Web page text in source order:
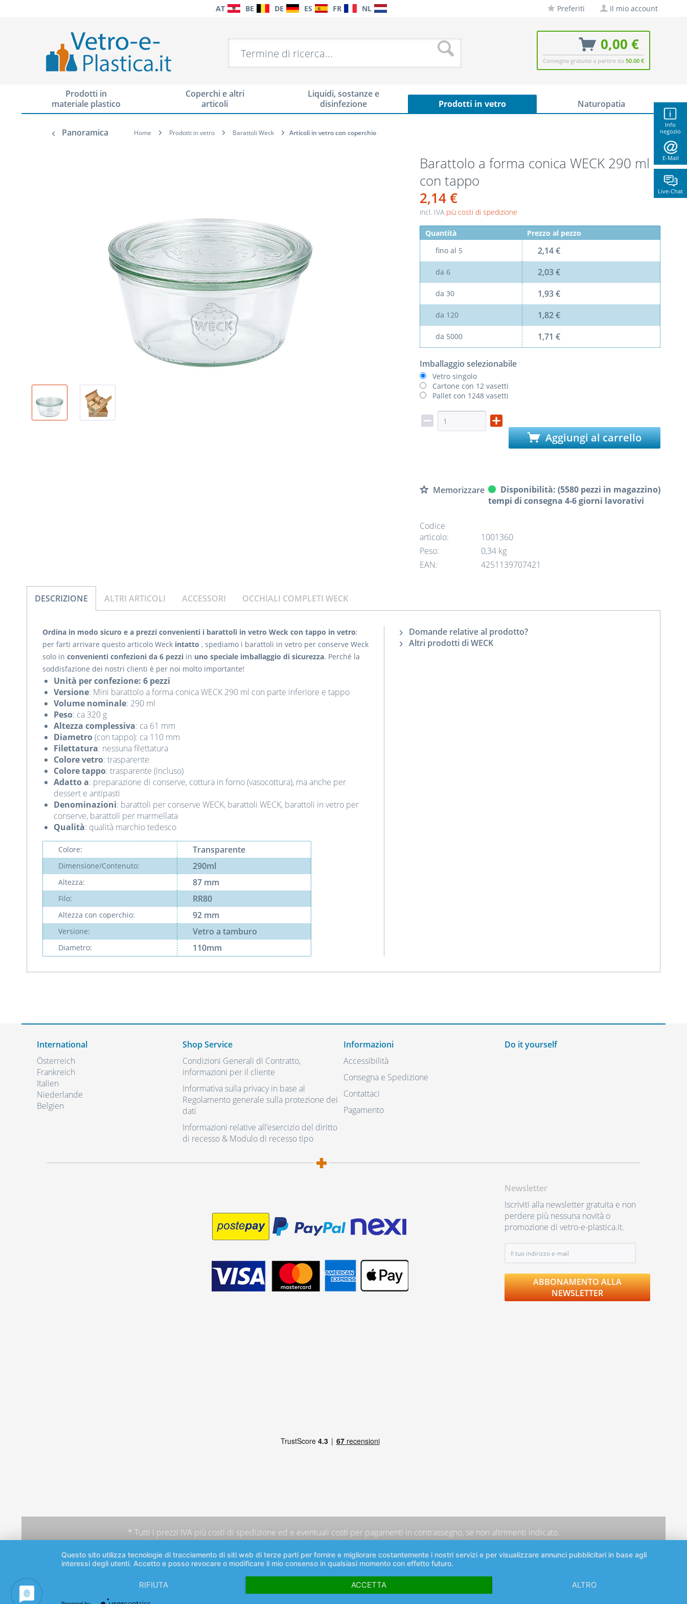
Info
negozio
E-Mail
Live-Chat
AT BE DE ES FR NL Preferiti Il mio account
0,00 €
Consegna gratuita a partire da 50.00 €
Prodotti in
materiale plastico
Coperchi e altri
articoli
Liquidi, sostanze e
disinfezione
Prodotti in vetro Naturopatia
Panoramica Home Prodotti in vetro Barattoli Weck Articoli in vetro con coperchio
Barattolo a forma conica WECK 290 ml
con tappo
2,14 €
incl. IVA più costi di spedizione
Quantità
Prezzo al pezzo
fino al 5 2,14 €
da 6 2,03 €
da 30 1,93 €
da 120 1,82 €
da 5000 1,71 €
Imballaggio selezionabile
Vetro singolo
Cartone con 12 vasetti
Pallet con 1248 vasetti
Aggiungi al carrello
Memorizzare
Disponibilità: (5580 pezzi in magazzino)
tempi di consegna 4-6 giorni lavorativi
Codice
articolo:
1001360
Peso:
0,34 kg
EAN:
4251139707421
DESCRIZIONE ALTRI ARTICOLI ACCESSORI OCCHIALI COMPLETI WECK
Ordina in modo sicuro e a prezzi convenienti i barattoli in vetro Weck con tappo in vetro:
per farti arrivare questo articolo Weck intatto , spediamo i barattoli in vetro per conserve Weck
solo in convenienti confezioni da 6 pezzi in uno speciale imballaggio di sicurezza. Perché la
soddisfazione dei nostri clienti è per noi molto importante!
Unità per confezione: 6 pezzi
Versione: Mini barattolo a forma conica WECK 290 ml con parte inferiore e tappo
Volume nominale: 290 ml
Peso: ca 320 g
Altezza complessiva: ca 61 mm
Diametro(con tappo): ca 110 mm
Filettatura: nessuna filettatura
Colore vetro: trasparente
Colore tappo: trasparente (incluso)
Adatto a: preparazione di conserve, cottura in forno (vasocottura), ma anche per
dessert e antipasti
Denominazioni: barattoli per conserve WECK, barattoli WECK, barattoli in vetro per
conserve, barattoli per marmellata
Qualità: qualità marchio tedesco
Colore: Transparente
Dimensione/Contenuto: 290ml
Altezza: 87 mm
Filo: RR80
Altezza con coperchio: 92 mm
Versione: Vetro a tamburo
Diametro: 110mm
Domande relative al prodotto?
Altri prodotti di WECK
International
Österreich
Frankreich
Italien
Niederlande
Belgien
Shop Service
Condizioni Generali di Contratto,
informazioni per il cliente
Informativa sulla privacy in base al
Regolamento generale sulla protezione dei
dati
Informazioni relative all’esercizio del diritto
di recesso & Modulo di recesso tipo
Informazioni
Accessibilità
Consegna e Spedizione
Contattaci
Pagamento
Do it yourself
Newsletter
Iscriviti alla newsletter gratuita e non
perdere più nessuna novità o
promozione di vetro-e-plastica.it.
ABBONAMENTO ALLA
NEWSLETTER
* Tutti i prezzi IVA più costi di spedizione ed e eventuali costi per pagamenti in contrassegno, se non altrimenti indicato.
Questo sito utilizza tecnologie di tracciamento di siti web di terze parti per fornire e migliorare costantemente i nostri servizi e per visualizzare annunci pubblicitari in base agli
interessi degli utenti. Accetto e posso revocare o modificare il mio consenso in qualsiasi momento con effetto futuro.
RIFIUTA ACCETTA ALTRO